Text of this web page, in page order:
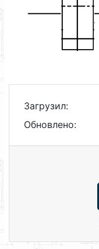
Загрузил:
Обновлено: